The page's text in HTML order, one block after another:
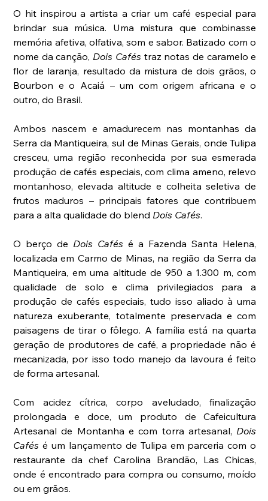
O hit inspirou a artista a criar um café especial para
brindar sua música. Uma mistura que combinasse
memória afetiva, olfativa, som e sabor. Batizado com o
nome da canção, Dois Cafés traz notas de caramelo e
flor de laranja, resultado da mistura de dois grãos, o
Bourbon e o Acaiá – um com origem africana e o
outro, do Brasil.
Ambos nascem e amadurecem nas montanhas da
Serra da Mantiqueira, sul de Minas Gerais, onde Tulipa
cresceu, uma região reconhecida por sua esmerada
produção de cafés especiais, com clima ameno, relevo
montanhoso, elevada altitude e colheita seletiva de
frutos maduros – principais fatores que contribuem
para a alta qualidade do blend Dois Cafés.
O berço de Dois Cafés é a Fazenda Santa Helena,
localizada em Carmo de Minas, na região da Serra da
Mantiqueira, em uma altitude de 950 a 1.300 m, com
qualidade de solo e clima privilegiados para a
produção de cafés especiais, tudo isso aliado à uma
natureza exuberante, totalmente preservada e com
paisagens de tirar o fôlego. A família está na quarta
geração de produtores de café, a propriedade não é
mecanizada, por isso todo manejo da lavoura é feito
de forma artesanal.
Com acidez cítrica, corpo aveludado, finalização
prolongada e doce, um produto de Cafeicultura
Artesanal de Montanha e com torra artesanal, Dois
Cafés é um lançamento de Tulipa em parceria com o
restaurante da chef Carolina Brandão, Las Chicas,
onde é encontrado para compra ou consumo, moído
ou em grãos.